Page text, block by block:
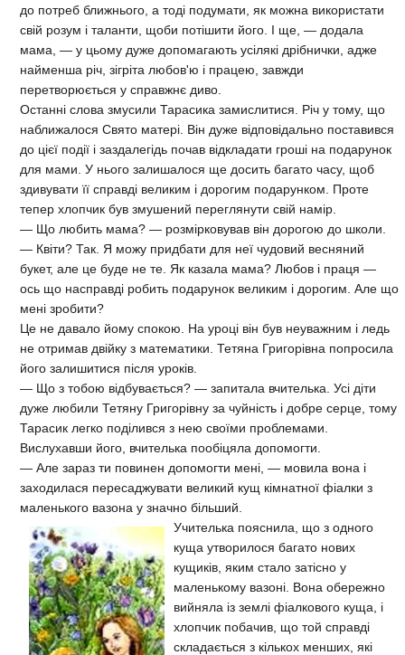
до потреб ближнього, а тоді подумати, як можна використати
свій розум і таланти, щоби потішити його. І ще, — додала
мама, — у цьому дуже допомагають усілякі дрібнички, адже
найменша річ, зігріта любов'ю і працею, завжди
перетворюється у справжнє диво.
Останні слова змусили Тарасика замислитися. Річ у тому, що
наближалося Свято матері. Він дуже відповідально поставився
до цієї події і заздалегідь почав відкладати гроші на подарунок
для мами. У нього залишалося ще досить багато часу, щоб
здивувати її справді великим і дорогим подарунком. Проте
тепер хлопчик був змушений переглянути свій намір.
— Що любить мама? — розмірковував він дорогою до школи.
— Квіти? Так. Я можу придбати для неї чудовий весняний
букет, але це буде не те. Як казала мама? Любов і праця —
ось що насправді робить подарунок великим і дорогим. Але що
мені зробити?
Це не давало йому спокою. На уроці він був неуважним і ледь
не отримав двійку з математики. Тетяна Григорівна попросила
його залишитися після уроків.
— Що з тобою відбувається? — запитала вчителька. Усі діти
дуже любили Тетяну Григорівну за чуйність і добре серце, тому
Тарасик легко поділився з нею своїми проблемами.
Вислухавши його, вчителька пообіцяла допомогти.
— Але зараз ти повинен допомогти мені, — мовила вона і
заходилася пересаджувати великий кущ кімнатної фіалки з
маленького вазона у значно більший.
Учителька пояснила, що з одного
куща утворилося багато нових
кущиків, яким стало затісно у
маленькому вазоні. Вона обережно
вийняла із землі фіалкового куща, і
хлопчик побачив, що той справді
складається з кількох менших, які